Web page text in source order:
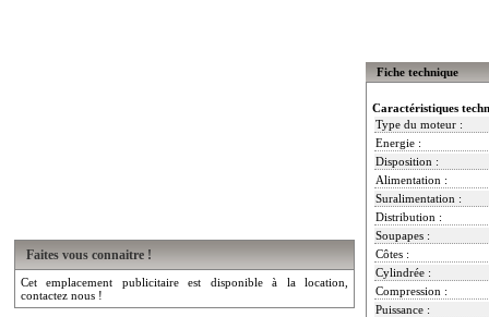
Faites vous connaitre !
Cet emplacement publicitaire est disponible à la location,
contactez nous !
Fiche technique
Caractéristiques
Type du moteur :
Energie :
Disposition :
Alimentation :
Suralimentation :
Distribution :
Soupapes :
Côtes :
Cylindrée :
Compression :
Puissance :